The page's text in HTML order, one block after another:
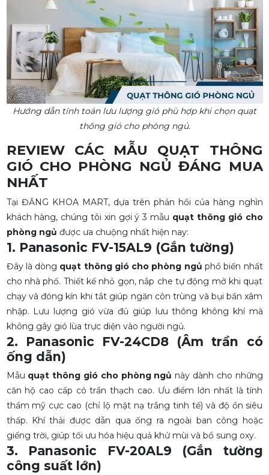
Hướng dẫn tính toán lưu lượng gió phù hợp khi chọn quạt
thông gió cho phòng ngủ.
REVIEW CÁC MẪU QUẠT THÔNG
GIÓ CHO PHÒNG NGỦ ĐÁNG MUA
NHẤT
Tại ĐĂNG KHOA MART, dựa trên phản hồi của hàng nghìn
khách hàng, chúng tôi xin gợi ý 3 mẫu quạt thông gió cho
phòng ngủ được ưa chuộng nhất hiện nay:
1. Panasonic FV-15AL9 (Gắn tường)
Đây là dòng quạt thông gió cho phòng ngủ phổ biến nhất
cho nhà phố. Thiết kế nhỏ gọn, nắp che tự động mở khi quạt
chạy và đóng kín khi tắt giúp ngăn côn trùng và bụi bẩn xâm
nhập. Lưu lượng gió vừa đủ giúp lưu thông không khí mà
không gây gió lùa trực diện vào người ngủ.
2. Panasonic FV-24CD8 (Âm trần có
ống dẫn)
Mẫu quạt thông gió cho phòng ngủ này dành cho những
căn hộ cao cấp có trần thạch cao. Ưu điểm lớn nhất là tính
thẩm mỹ cực cao (chỉ lộ mặt nạ trắng tinh tế) và độ ồn siêu
thấp. Khí thải được dẫn qua ống ra ngoài ban công hoặc
giếng trời, giúp tối ưu hóa hiệu quả khử mùi và bổ sung oxy.
3. Panasonic FV-20AL9 (Gắn tường
công suất lớn)